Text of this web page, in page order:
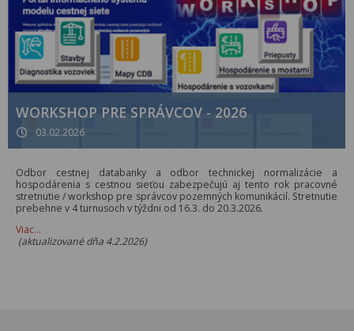
WORKSHOP PRE SPRÁVCOV - 2026
03.02.2026
Odbor cestnej databanky a odbor technickej normalizácie a
hospodárenia s cestnou sieťou zabezpečujú aj tento rok pracovné
stretnutie / workshop pre správcov pozemných komunikácií. Stretnutie
prebehne v 4 turnusoch v týždni od 16.3. do 20.3.2026.
Viac…
(aktualizované dňa 4.2.2026)